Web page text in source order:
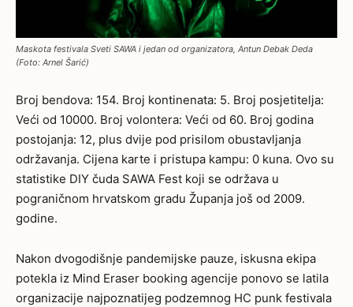
Maskota festivala Sveti SAWA i jedan od organizatora, Antun Debak Deda
(Foto: Arnel Šarić)
Broj bendova: 154. Broj kontinenata: 5. Broj posjetitelja:
Veći od 10000. Broj volontera: Veći od 60. Broj godina
postojanja: 12, plus dvije pod prisilom obustavljanja
održavanja. Cijena karte i pristupa kampu: 0 kuna. Ovo su
statistike DIY čuda SAWA Fest koji se održava u
pograničnom hrvatskom gradu Županja još od 2009.
godine.
Nakon dvogodišnje pandemijske pauze, iskusna ekipa
potekla iz Mind Eraser booking agencije ponovo se latila
organizacije najpoznatijeg podzemnog HC punk festivala